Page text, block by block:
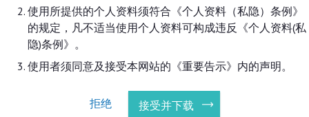
使用所提供的个人资料须符合《个人资料（私隐）条例》
的规定，凡不适当使用个人资料可构成违反《个人资料(私
隐)条例》。
使用者须同意及接受本网站的《重要告示》内的声明。
拒绝 接受并下载